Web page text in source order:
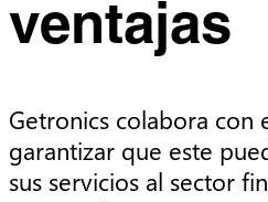
ventajas
Getronics colabora con
garantizar que este
sus servicios al sector